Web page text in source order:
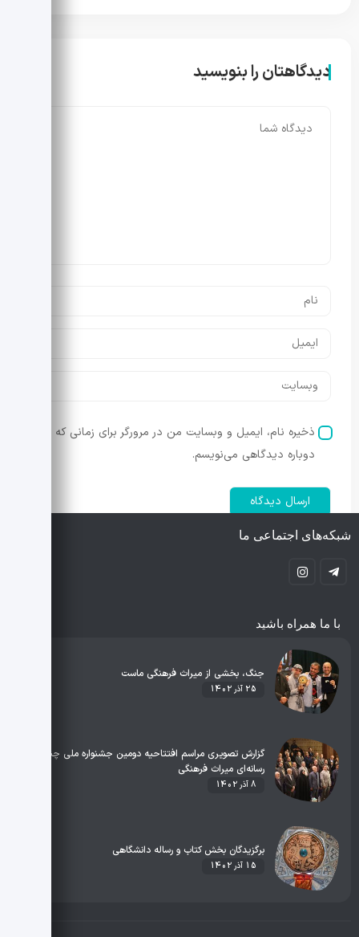
دیدگاهتان را بنویسید
ذخیره نام، ایمیل و وبسایت من در مرورگر برای زمانی که
دوباره دیدگاهی می‌نویسم.
شبکه‌های اجتماعی ما
با ما همراه باشید
جنگ، بخشی از میراث فرهنگی ماست
25 آذر 1402
گزارش تصویری مراسم افتتاحیه دومین جشنواره ملی چند
رسانه‌ای میراث فرهنگی
8 آذر 1402
برگزیدگان بخش کتاب و رساله دانشگاهی
15 آذر 1402